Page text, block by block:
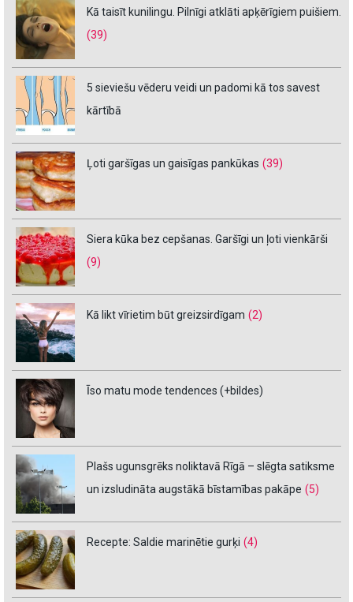
Kā taisīt kunilingu. Pilnīgi atklāti apķērīgiem puišiem.
(39)
5 sieviešu vēderu veidi un padomi kā tos savest
kārtībā
Ļoti garšīgas un gaisīgas pankūkas (39)
Siera kūka bez cepšanas. Garšīgi un ļoti vienkārši
(9)
Kā likt vīrietim būt greizsirdīgam (2)
Īso matu mode tendences (+bildes)
Plašs ugunsgrēks noliktavā Rīgā – slēgta satiksme
un izsludināta augstākā bīstamības pakāpe (5)
Recepte: Saldie marinētie gurķi (4)